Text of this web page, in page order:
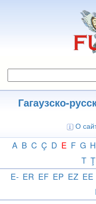
Гагаузско-
О
A B C Ç D E F G H
T Ţ
E- ER EF EP EZ EE